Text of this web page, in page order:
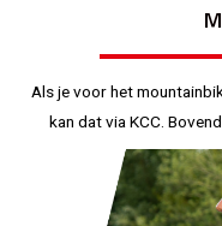
Als je voor het
kan dat via KCC.